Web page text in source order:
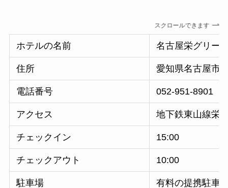
スクロールできます
ホテルの名前 名古屋栄グリー
住所 愛知県名古屋市
電話番号 052-951-8901
アクセス 地下鉄東山線栄
チェックイン 15:00
チェックアウト 10:00
駐車場 有料の提携駐車